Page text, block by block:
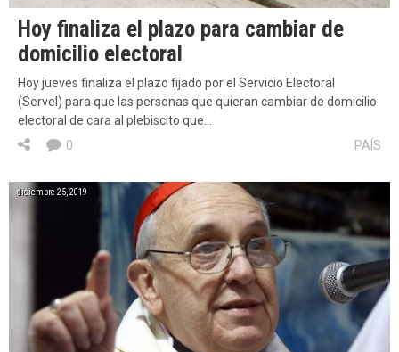
Hoy finaliza el plazo para cambiar de
domicilio electoral
Hoy jueves finaliza el plazo fijado por el Servicio Electoral
(Servel) para que las personas que quieran cambiar de domicilio
electoral de cara al plebiscito que…
PAÍS
0
diciembre 25, 2019